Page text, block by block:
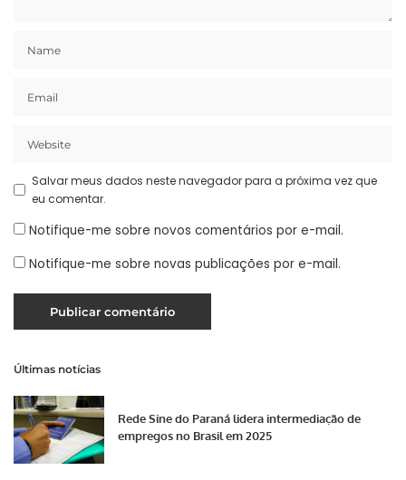
Salvar meus dados neste navegador para a próxima vez que
eu comentar.
Notifique-me sobre novos comentários por e-mail.
Notifique-me sobre novas publicações por e-mail.
Últimas notícias
Rede Sine do Paraná lidera intermediação de
empregos no Brasil em 2025